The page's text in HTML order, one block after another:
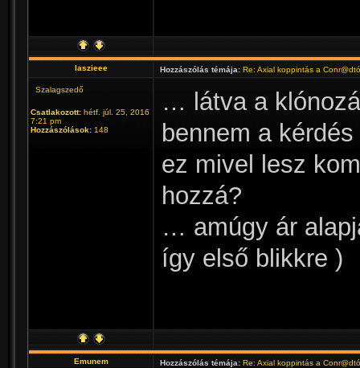
laszieee Hozzászólás témája: Re: Axial koppintás a
Szalagszedő
Csatlakozott: hétf. júl. 25, 2016
7:21 pm
Hozzászólások: 148
… látva a
bennem a
ez mivel lesz
hozzá?
… amúgy ár
így első blikkre )
Emunem Hozzászólás témája: Re: Axial koppintás a